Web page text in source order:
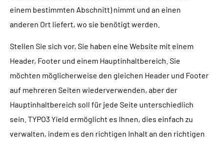
TYPO3 Barrierefreiheit
TYPO3 Barrierefreiheit Testen
TYPO3 Support & Wartung
TYPO3 Freelancer
WIR SIND NITSAN
Über uns
Zusammenarbeit
Jobs
T3PLANET
TYPO3 Templates
TYPO3 Extensions
AI Universe
BLOG ANFRAGE GLOSSAR
einem bestimmten Abschnitt) nimmt und an einen
anderen Ort liefert, wo sie benötigt werden.
Stellen Sie sich vor, Sie haben eine Website mit einem
Header, Footer und einem Hauptinhaltbereich. Sie
möchten möglicherweise den gleichen Header und Footer
auf mehreren Seiten wiederverwenden, aber der
Hauptinhaltbereich soll für jede Seite unterschiedlich
sein. TYPO3 Yield ermöglicht es Ihnen, dies einfach zu
verwalten, indem es den richtigen Inhalt an den richtigen